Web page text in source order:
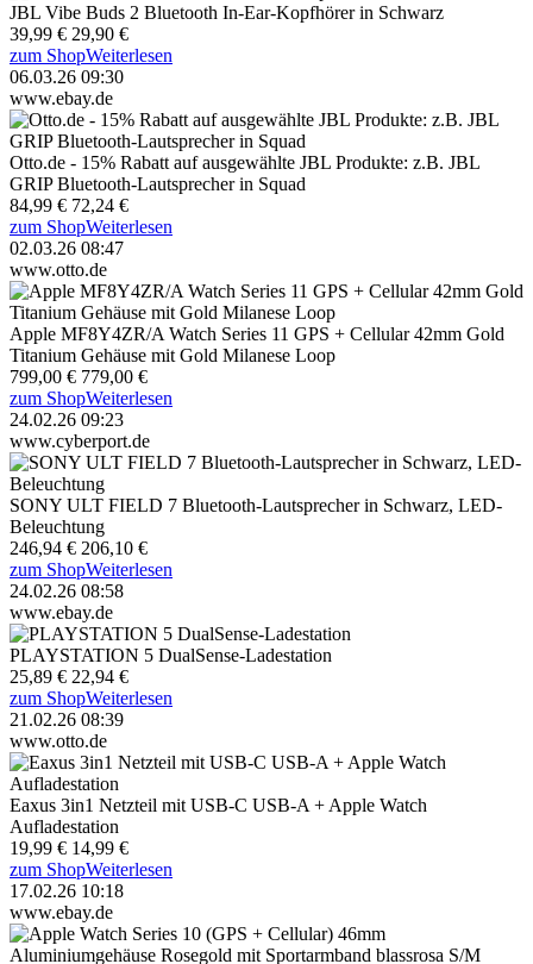
JBL Vibe Buds 2 Bluetooth In-Ear-Kopfhörer in Schwarz
39,99 € 29,90 €
zum ShopWeiterlesen
06.03.26 09:30
www.ebay.de
Otto.de - 15% Rabatt auf ausgewählte JBL Produkte: z.B. JBL
GRIP Bluetooth-Lautsprecher in Squad
84,99 € 72,24 €
zum ShopWeiterlesen
02.03.26 08:47
www.otto.de
Apple MF8Y4ZR/A Watch Series 11 GPS + Cellular 42mm Gold
Titanium Gehäuse mit Gold Milanese Loop
799,00 € 779,00 €
zum ShopWeiterlesen
24.02.26 09:23
www.cyberport.de
SONY ULT FIELD 7 Bluetooth-Lautsprecher in Schwarz, LED-
Beleuchtung
246,94 € 206,10 €
zum ShopWeiterlesen
24.02.26 08:58
www.ebay.de
PLAYSTATION 5 DualSense-Ladestation
25,89 € 22,94 €
zum ShopWeiterlesen
21.02.26 08:39
www.otto.de
Eaxus 3in1 Netzteil mit USB-C USB-A + Apple Watch
Aufladestation
19,99 € 14,99 €
zum ShopWeiterlesen
17.02.26 10:18
www.ebay.de